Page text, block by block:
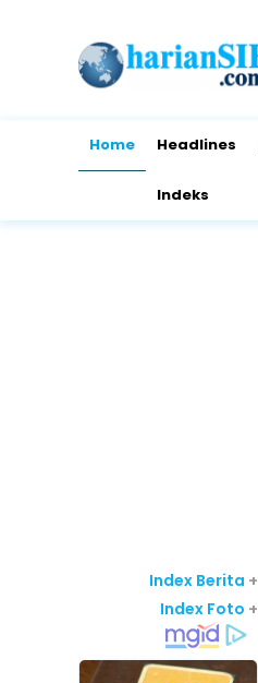
Home Headlines
Indeks
Index Berita +
Index Foto +